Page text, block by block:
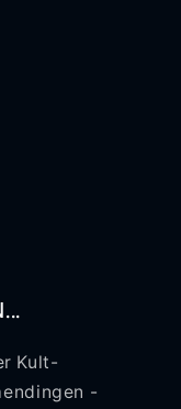
Kult-
-